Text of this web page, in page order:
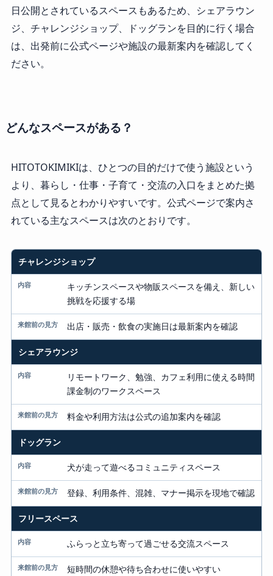
日公開とされているスペースもあるため、シェアラウン
ジ、チャレンジショップ、ドッグランを目的に行く場合
は、出発前に公式ページや施設の最新案内を確認してく
ださい。
どんなスペースがある？
HITOTOKIMIKIは、ひとつの目的だけで使う施設という
より、暮らし・仕事・子育て・交流の入口をまとめた拠
点として見るとわかりやすいです。公式ページで案内さ
れている主なスペースは次のとおりです。
スペース
内容
来館前の見方
チャレンジショップ
キッチンスペースや物販スペースを備え、新しい
挑戦を応援する場
出店・販売・飲食の実施日は最新案内を確認
シェアラウンジ
リモートワーク、勉強、カフェ利用に使える時間
課金制のワークスペース
料金や利用方法は公式の追加案内を確認
ドッグラン
犬が走って遊べるコミュニティスペース
登録、利用条件、混雑、マナー掲示を現地で確認
フリースペース
ふらっと立ち寄って過ごせる交流スペース
短時間の休憩や待ち合わせに使いやすい